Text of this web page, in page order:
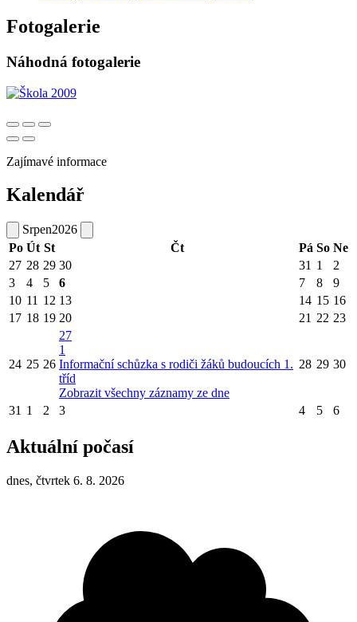
Fotogalerie
Náhodná fotogalerie
Zajímavé informace
Kalendář
Srpen2026
Po Út St Čt Pá So Ne
27 28 29 30 31 1
2
3
4 5 6 7 8
9
10 11 12 13 14 15 16
17 18 19 20 21 22 23
24 25 26
27
1
Informační schůzka s rodiči žáků budoucích 1.
tříd
Zobrazit všechny záznamy ze dne
28 29 30
31 1 2 3 4 5 6
Aktuální počasí
dnes, čtvrtek 6. 8. 2026